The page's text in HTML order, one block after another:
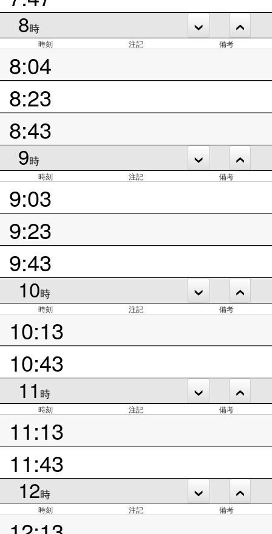
8時
時刻 注記 備考
8:04
8:23
8:43
9時
時刻 注記 備考
9:03
9:23
9:43
10時
時刻 注記 備考
10:13
10:43
11 時
時刻 注記 備考
11:13
11:43
12時
時刻 注記 備考